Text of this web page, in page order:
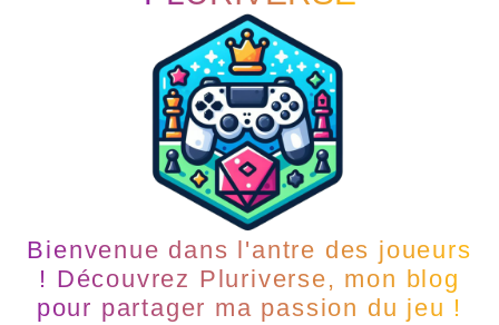
Bienvenue dans l'antre des joueurs
! Découvrez Pluriverse, mon blog
pour partager ma passion du jeu !